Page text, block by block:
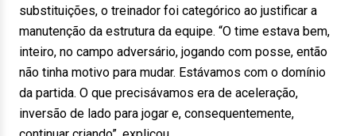
substituições, o treinador foi categórico ao justificar a
manutenção da estrutura da equipe. “O time estava bem,
inteiro, no campo adversário, jogando com posse, então
não tinha motivo para mudar. Estávamos com o domínio
da partida. O que precisávamos era de aceleração,
inversão de lado para jogar e, consequentemente,